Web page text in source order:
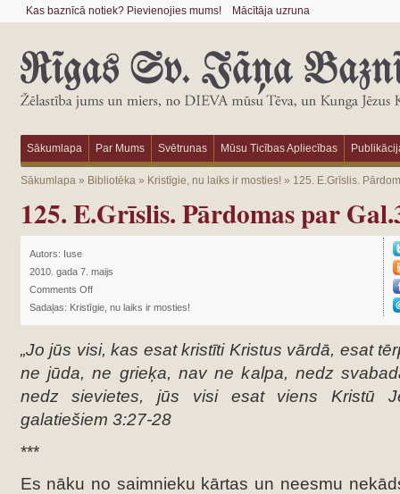
Kas baznīcā notiek? Pievienojies mums! Mācītāja uzruna
Sākumlapa Par Mums Svētrunas Mūsu Ticības Apliecības
Sākumlapa» Bibliotēka» Kristīgie, nu laiks ir mosties!» 125. E.Grīslis.
125. E.Grīslis. Pārdomas par
Autors: Iuse
2010. gada 7. maijs
Comments Off
Sadaļas: Kristīgie, nu laiks ir mosties!
„Jo jūs visi, kas esat kristīti Kristus vārdā, esat
ne jūda, ne grieķa, nav ne kalpa, nedz
nedz sievietes, jūs visi esat viens Kristū
galatiešiem 3:27-28
***
Es nāku no saimnieku kārtas un neesmu